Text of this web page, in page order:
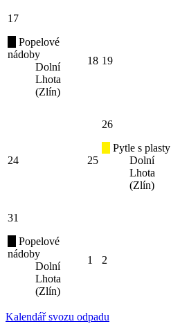
17
Popelové
nádoby
Dolní
Lhota
(Zlín)
18 19
24 25
26
Pytle s plasty
Dolní
Lhota
(Zlín)
31
Popelové
nádoby
Dolní
Lhota
(Zlín)
1 2
Kalendář svozu odpadu